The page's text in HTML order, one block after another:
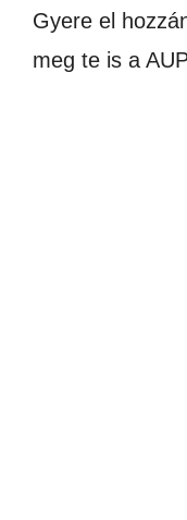
Gyere el
meg te is a